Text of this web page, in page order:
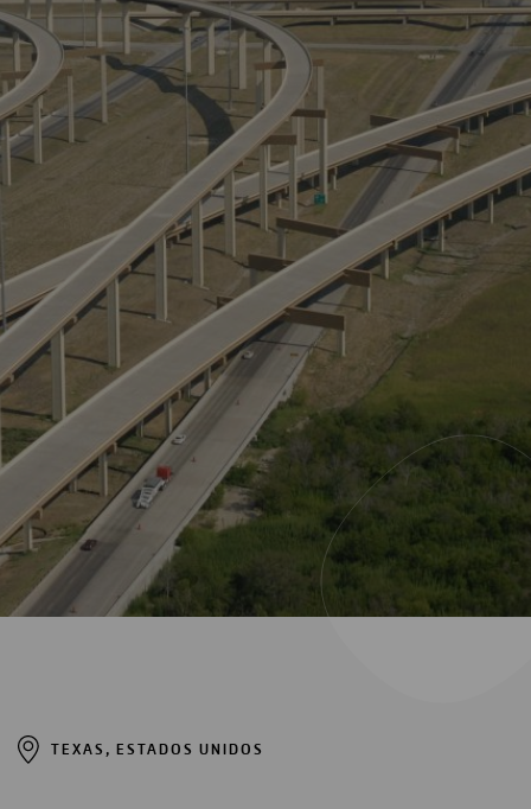
TEXAS, ESTADOS UNIDOS